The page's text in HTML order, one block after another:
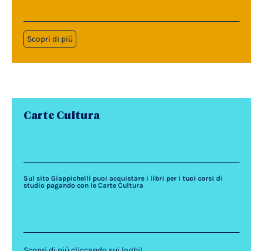
Scopri di più
Carte Cultura
Sul sito Giappichelli puoi acquistare i libri per i tuoi corsi di
studio pagando con le Carte Cultura